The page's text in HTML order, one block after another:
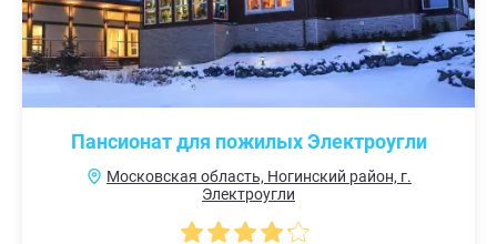
Пансионат для пожилых Электроугли
Московская область, Ногинский район, г.
Электроугли